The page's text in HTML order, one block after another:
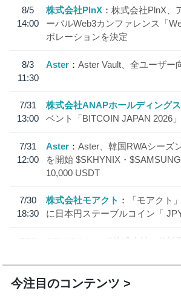
8/5
14:00
株式会社PlnX
株式会社PlnX、
ーバルWeb3カンファレンス「
ボレーションを決定
8/3
11:30
Aster Aster Vault、全ユーザー
7/31
13:00
株式会社ANAPホールディングス
ベント「BITCOIN JAPAN 2026
7/31
12:00
Aster
Aster、韓国RWAシーズ
を開始 $SKHYNIX・
10,000 USDT
7/30
18:30
株式会社モアクト
「モアクト
に日本円ステーブルコイン「
7/29
SBI VCトレード株式会社
信
今注目のコンテンツ